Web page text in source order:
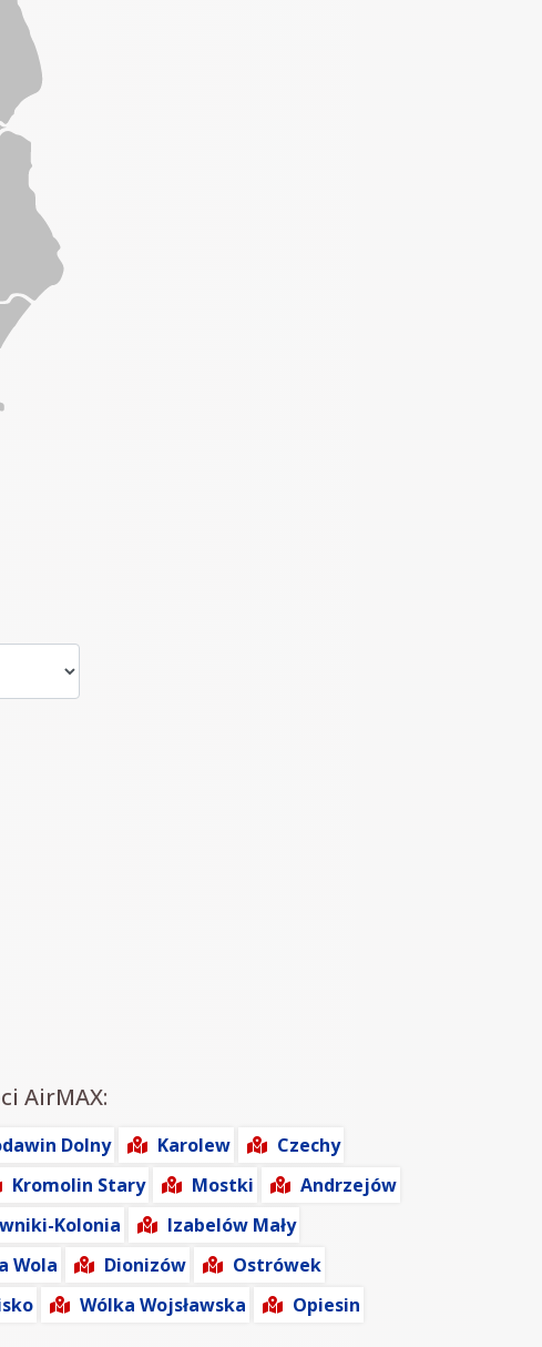
AirMAX:
Dolny Karolew
Czechy
Kromolin Stary Mostki
Andrzejów
Kolonia
Izabelów Mały
Wola Dionizów
Ostrówek
Wólka Wojsławska
Opiesin